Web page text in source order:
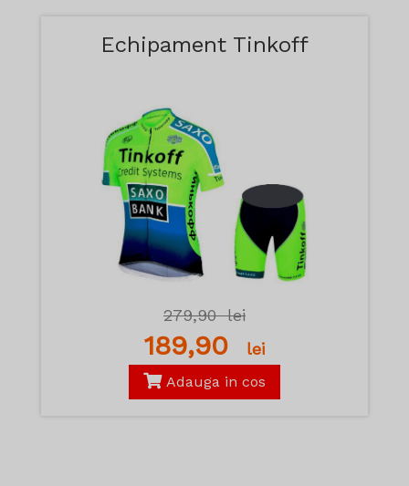
Echipament Tinkoff
279,90lei
189,90 lei
Adauga in cos